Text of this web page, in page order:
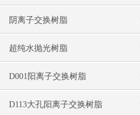
阴离子交换树脂
超纯水抛光树脂
D001阳离子交换树脂
D113大孔阳离子交换树脂